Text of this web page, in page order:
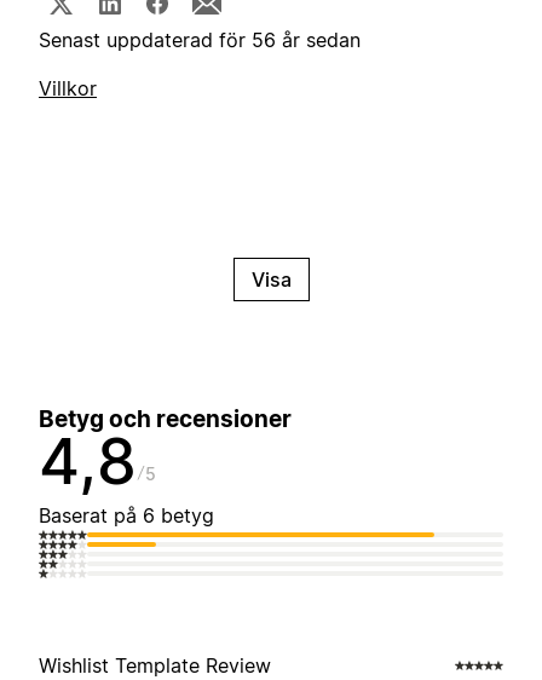
Senast uppdaterad för 56 år sedan
Villkor
Visa
Betyg och recensioner
4,8 5
Baserat på 6 betyg
Wishlist Template Review